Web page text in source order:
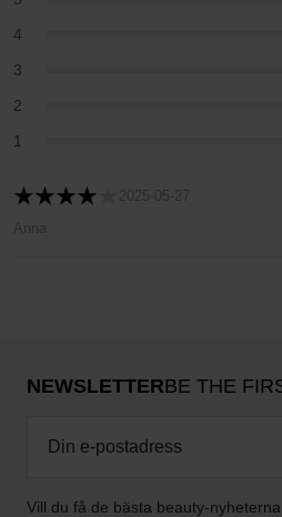
4
3
2
1
2025-05-27
Anna
NEWSLETTERBE THE
Vill du få de bästa beauty-